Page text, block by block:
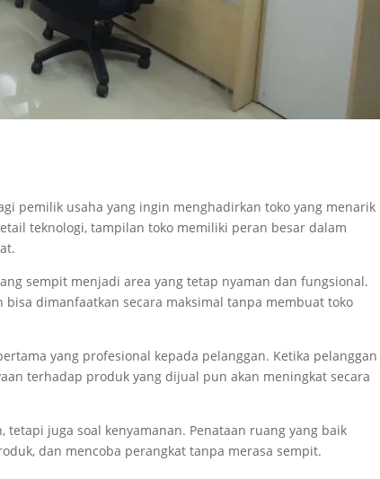
pemilik usaha yang ingin menghadirkan toko yang menarik
teknologi, tampilan toko memiliki peran besar dalam
sempit menjadi area yang tetap nyaman dan fungsional.
dimanfaatkan secara maksimal tanpa membuat toko
yang profesional kepada pelanggan. Ketika pelanggan
terhadap produk yang dijual pun akan meningkat secara
juga soal kenyamanan. Penataan ruang yang baik
dan mencoba perangkat tanpa merasa sempit.